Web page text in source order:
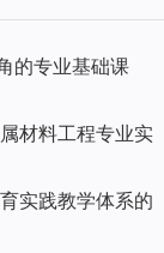
的专业基础课
材料工程专业实
实践教学体系的